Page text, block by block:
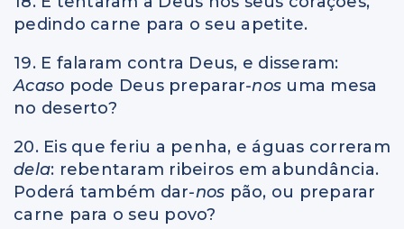
pedindo carne para o seu apetite.
19. E falaram contra Deus, e disseram:
Acaso pode Deus preparar-nos uma mesa
no deserto?
20. Eis que feriu a penha, e águas correram
dela: rebentaram ribeiros em abundância.
Poderá também dar-nos pão, ou preparar
carne para o seu povo?